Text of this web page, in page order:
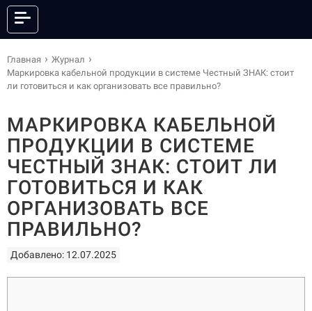
КАТАЛОГ
ОНЛАЙН КАССЫ
ФИСКАЛЬНЫЕ РЕГИСТРАТОРЫ
АНДРОИД СМАРТ-ТЕРМИНАЛЫ
POS-СИСТЕМЫ
ПРИНТЕРЫ ЭТИКЕТОК
ПРИНТЕРЫ ЧЕКОВ
POS-ПЕРИФЕРИЯ
КАССЫ САМООБСЛУЖИВАНИЯ
СКАНЕРЫ ШТРИХКОДА
ТЕРМИНАЛЫ СБОРА ДАННЫХ
ТОРГОВЫЕ ВЕСЫ
АКСЕССУАРЫ
Главная
Журнал
Маркировка кабельной продукции в системе Честный ЗНАК: стоит
ли готовиться и как организовать все правильно?
МАРКИРОВКА КАБЕЛЬНОЙ
ПРОДУКЦИИ В СИСТЕМЕ
ЧЕСТНЫЙ ЗНАК: СТОИТ ЛИ
ГОТОВИТЬСЯ И КАК
ОРГАНИЗОВАТЬ ВСЕ
ПРАВИЛЬНО?
Добавлено: 12.07.2025